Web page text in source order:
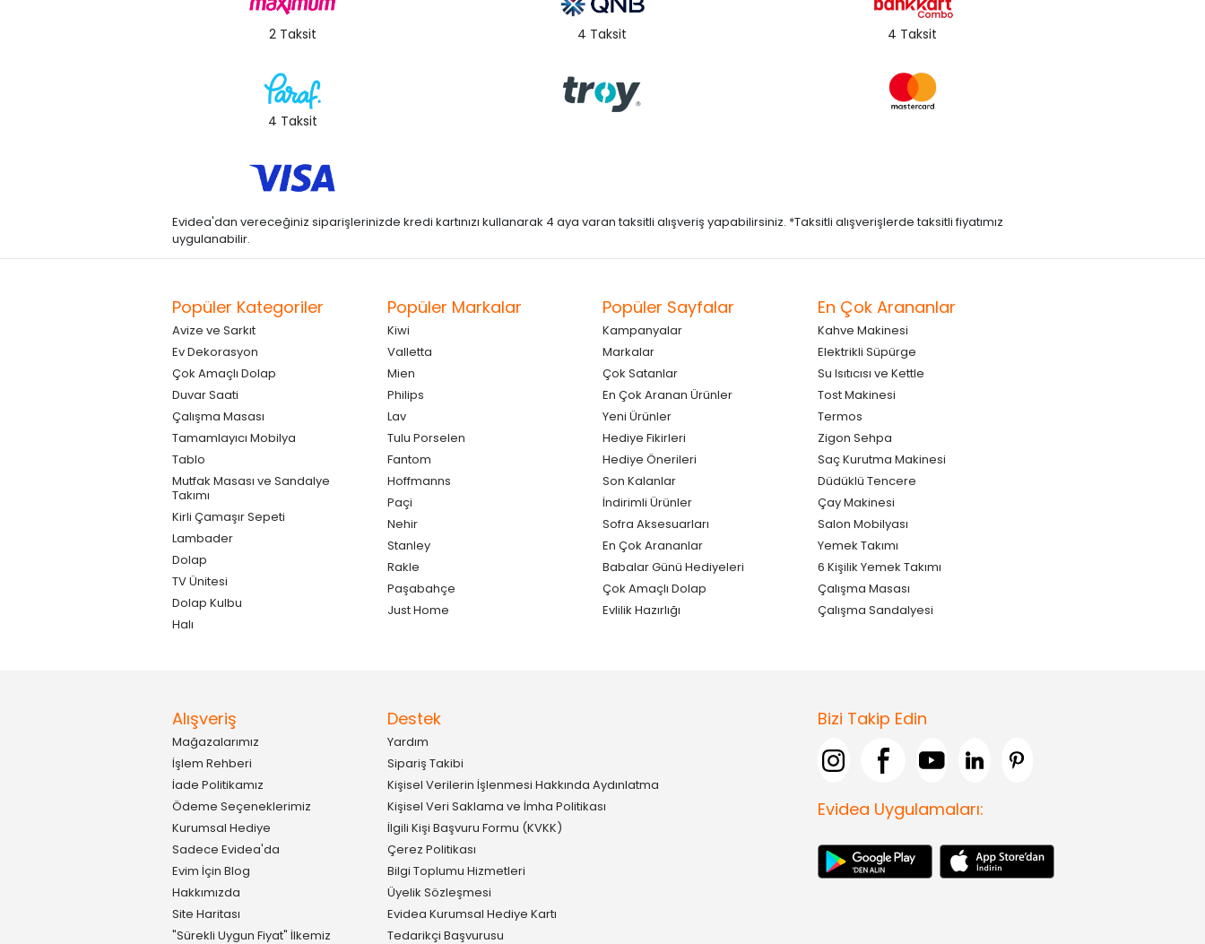
2 Taksit 4 Taksit 4 Taksit
4 Taksit
Evidea'dan vereceğiniz siparişlerinizde kredi kartınızı kullanarak 4 aya varan taksitli alışveriş yapabilirsiniz. *Taksitli alışverişlerde taksitli fiyatımız
uygulanabilir.
Popüler Kategoriler
Avize ve Sarkıt
Ev Dekorasyon
Çok Amaçlı Dolap
Duvar Saati
Çalışma Masası
Tamamlayıcı Mobilya
Tablo
Mutfak Masası ve Sandalye
Takımı
Kirli Çamaşır Sepeti
Lambader
Dolap
TV Ünitesi
Dolap Kulbu
Halı
Popüler Markalar
Kiwi
Valletta
Mien
Philips
Lav
Tulu Porselen
Fantom
Hoffmanns
Paçi
Nehir
Stanley
Rakle
Paşabahçe
Just Home
Popüler Sayfalar
Kampanyalar
Markalar
Çok Satanlar
En Çok Aranan Ürünler
Yeni Ürünler
Hediye Fikirleri
Hediye Önerileri
Son Kalanlar
İndirimli Ürünler
Sofra Aksesuarları
En Çok Arananlar
Babalar Günü Hediyeleri
Çok Amaçlı Dolap
Evlilik Hazırlığı
En Çok Arananlar
Kahve Makinesi
Elektrikli Süpürge
Su Isıtıcısı ve Kettle
Tost Makinesi
Termos
Zigon Sehpa
Saç Kurutma Makinesi
Düdüklü Tencere
Çay Makinesi
Salon Mobilyası
Yemek Takımı
6 Kişilik Yemek Takımı
Çalışma Masası
Çalışma Sandalyesi
Alışveriş
Mağazalarımız
İşlem Rehberi
İade Politikamız
Ödeme Seçeneklerimiz
Kurumsal Hediye
Sadece Evidea'da
Evim İçin Blog
Hakkımızda
Site Haritası
"Sürekli Uygun Fiyat" İlkemiz
Destek
Yardım
Sipariş Takibi
Kişisel Verilerin İşlenmesi Hakkında Aydınlatma
Kişisel Veri Saklama ve İmha Politikası
İlgili Kişi Başvuru Formu (KVKK)
Çerez Politikası
Bilgi Toplumu Hizmetleri
Üyelik Sözleşmesi
Evidea Kurumsal Hediye Kartı
Tedarikçi Başvurusu
Bizi Takip Edin
Evidea Uygulamaları: